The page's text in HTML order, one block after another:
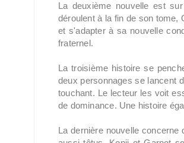
La deuxième nouvelle est
déroulent à la fin de son tome,
et s'adapter à sa nouvelle
fraternel.
La troisième histoire se
deux personnages se lancent
touchant. Le lecteur les voit
de dominance. Une histoire
La dernière nouvelle